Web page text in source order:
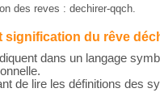
des reves : dechirer-qqch.
signification du rêve
dans un langage
de lire les définitions des